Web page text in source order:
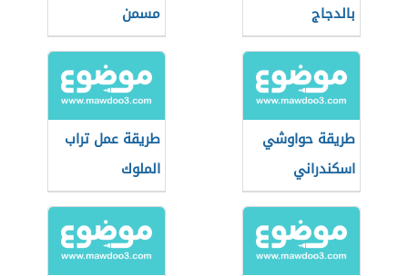
بالدجاج
مسمن
طريقة حواوشي
اسكندراني
طريقة عمل تراب
الملوك